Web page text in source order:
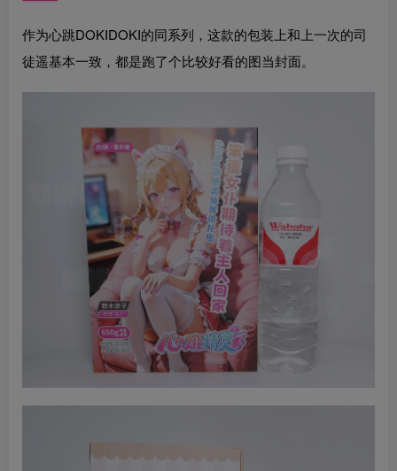
作为心跳DOKIDOKI的同系列，这款的包装上和上一次的司
徒遥基本一致，都是跑了个比较好看的图当封面。